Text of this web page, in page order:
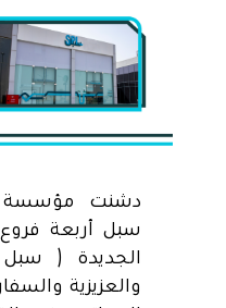
دشنت مؤسسة
سبل أربعة
الجديدة (
والعزيزية